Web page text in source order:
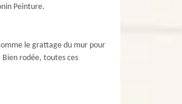
Peinture.
le grattage du mur pour
rodée, toutes ces